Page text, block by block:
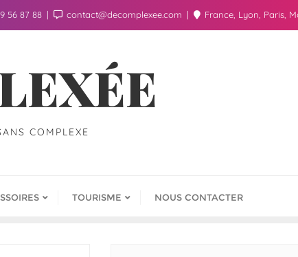
56 87 88 contact@decomplexee.com France, Lyon, Paris,
COMPLEXE
TOURISME NOUS CONTACTER